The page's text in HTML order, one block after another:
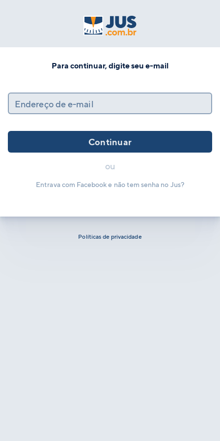
Para continuar, digite seu e-mail
Endereço de e-mail
Continuar
ou
Entrava com Facebook e não tem senha no Jus?
Políticas de privacidade